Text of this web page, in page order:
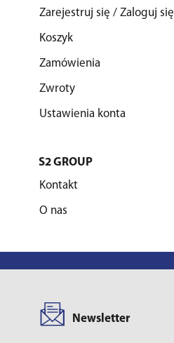
Zarejestruj się / Zaloguj się
Koszyk
Zamówienia
Zwroty
Ustawienia konta
S2 GROUP
Kontakt
O nas
Newsletter